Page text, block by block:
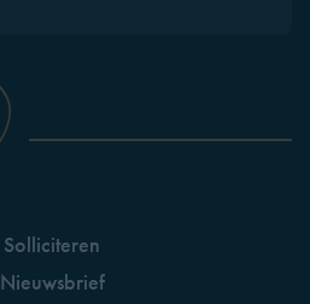
Solliciteren
Nieuwsbrief